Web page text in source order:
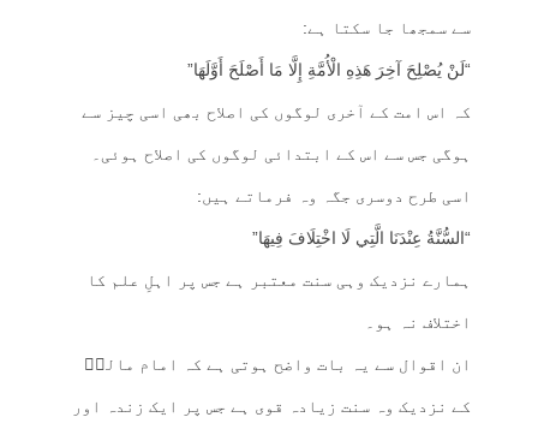
سے سمجھا جا سکتا ہے:
“لَنْ يُصْلِحَ آخِرَ هَذِهِ الْأُمَّةِ إِلَّا مَا أَصْلَحَ أَوَّلَهَا”
کہ اس امت کے آخری لوگوں کی اصلاح بھی اسی چیز سے
ہوگی جس سے اس کے ابتدائی لوگوں کی اصلاح ہوئی۔
اسی طرح دوسری جگہ وہ فرماتے ہیں:
“السُّنَّةُ عِنْدَنَا الَّتِي لَا اخْتِلَافَ فِيهَا”
ہمارے نزدیک وہی سنت معتبر ہے جس پر اہلِ علم کا
اختلاف نہ ہو۔
ان اقوال سے یہ بات واضح ہوتی ہے کہ امام مالکؒ
کے نزدیک وہ سنت زیادہ قوی ہے جس پر ایک زندہ اور